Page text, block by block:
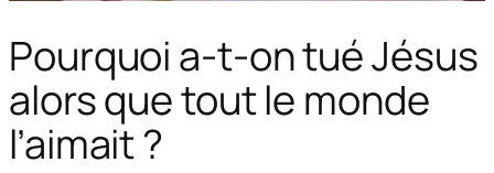
Pourquoi a-t-on tué Jésus
alors que tout le monde
l’aimait ?